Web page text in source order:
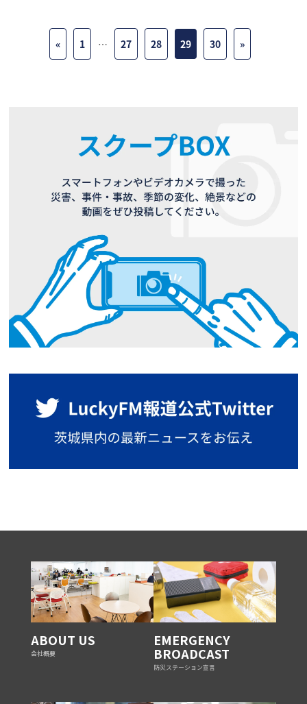
« 1 … 27 28 29 30 »
ABOUT US
会社概要
EMERGENCY
BROADCAST
防災ステーション宣言